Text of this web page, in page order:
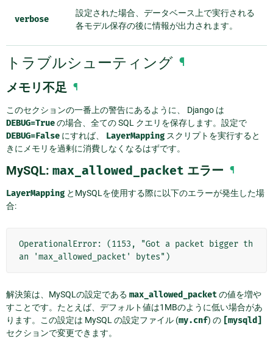
verbose
設定された場合、データベース上で実行される
各モデル保存の後に情報が出力されます。
トラブルシューティング ¶
メモリ不足 ¶
このセクションの一番上の警告にあるように、 Django は
DEBUG=Trueの場合、全ての SQL クエリを保存します。設定で
DEBUG=False にすれば、 LayerMapping スクリプトを実行すると
きにメモリを過剰に消費しなくなるはずです。
MySQL: max_allowed_packet エラー ¶
LayerMapping とMySQLを使用する際に以下のエラーが発生した場
合:
OperationalError: (1153, "Got a packet bigger th
an 'max_allowed_packet' bytes")
解決策は、MySQLの設定である max_allowed_packetの値を増や
すことです。たとえば、デフォルト値は1MBのように低い場合があ
ります。この設定は MySQL の設定ファイル (my.cnf) の [mysqld]
セクションで変更できます。